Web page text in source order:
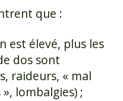
que :
est élevé, plus les
dos sont
raideurs, « mal
lombalgies) ;